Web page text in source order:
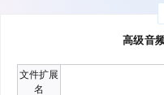
高级音
文件扩展
名